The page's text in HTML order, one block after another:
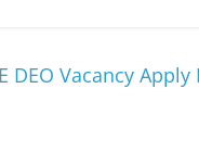
DEO Vacancy